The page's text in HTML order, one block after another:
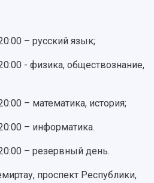
– русский язык;
- физика, обществознание,
– математика, история;
– информатика.
– резервный день.
проспект Республики,